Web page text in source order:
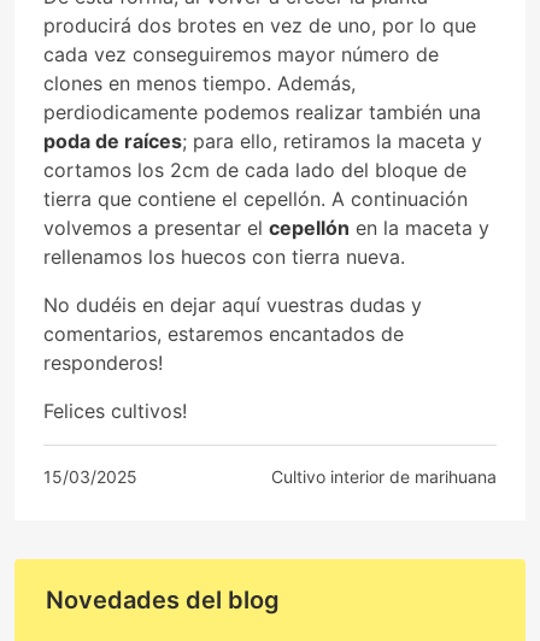
producirá dos brotes en vez de uno, por lo que
cada vez conseguiremos mayor número de
clones en menos tiempo. Además,
perdiodicamente podemos realizar también una
poda de raíces; para ello, retiramos la maceta y
cortamos los 2cm de cada lado del bloque de
tierra que contiene el cepellón. A continuación
volvemos a presentar el cepellón en la maceta y
rellenamos los huecos con tierra nueva.
No dudéis en dejar aquí vuestras dudas y
comentarios, estaremos encantados de
responderos!
Felices cultivos!
15/03/2025 Cultivo interior de marihuana
Novedades del blog